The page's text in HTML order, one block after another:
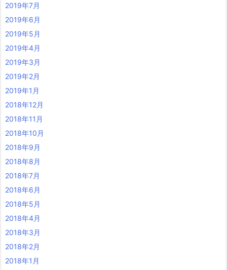
2019年7月
2019年6月
2019年5月
2019年4月
2019年3月
2019年2月
2019年1月
2018年12月
2018年11月
2018年10月
2018年9月
2018年8月
2018年7月
2018年6月
2018年5月
2018年4月
2018年3月
2018年2月
2018年1月